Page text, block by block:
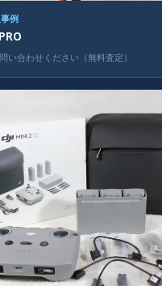
例
い合わせください（無料査定）